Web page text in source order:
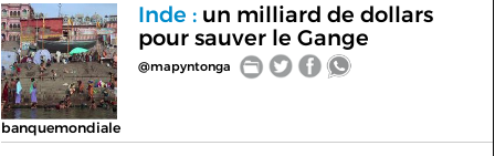
banquemondiale
Inde :un milliard de dollars
pour sauver le Gange
@mapyntonga